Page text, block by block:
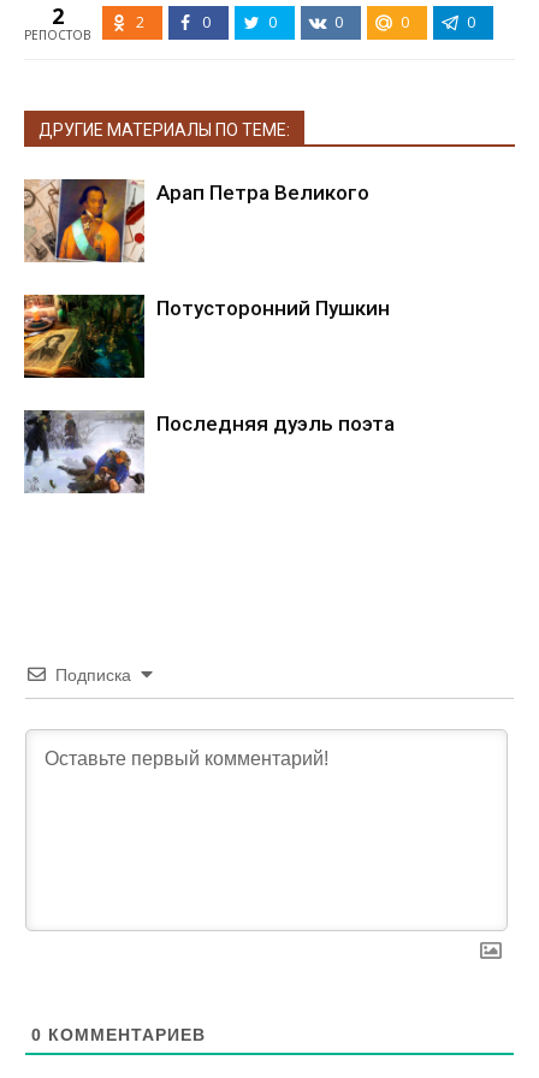
2
РЕПОСТОВ
2 0 0 0 0 0
ДРУГИЕ МАТЕРИАЛЫ ПО ТЕМЕ:
Арап Петра Великого
Потусторонний Пушкин
Последняя дуэль поэта
Подписка
0 КОММЕНТАРИЕВ